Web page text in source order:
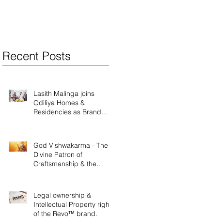
Recent Posts
Lasith Malinga joins
Odiliya Homes &
Residencies as Brand
God Vishwakarma - The
Divine Patron of
Craftsmanship & the
Legal ownership &
Intellectual Property rights
of the Revo™ brand.